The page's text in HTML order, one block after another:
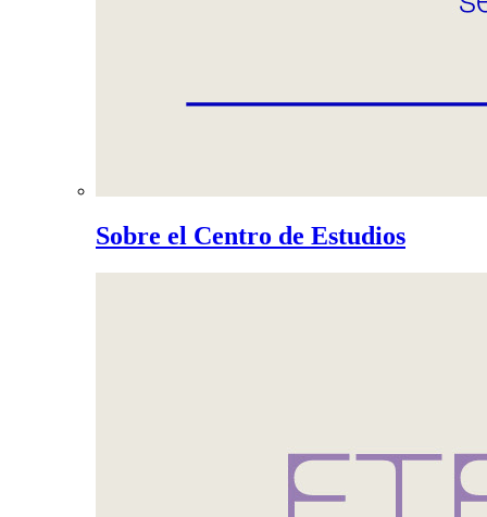
Sobre el Centro de Estudios